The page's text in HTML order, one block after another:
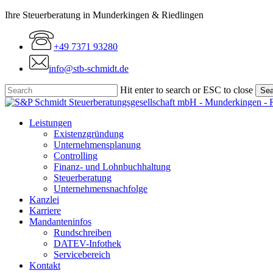
Skip
content
Ihre Steuerberatung in Munderkingen & Riedlingen
+49 7371 93280
info@stb-schmidt.de
Hit enter to search or ESC to close
Close
Menu
Leistungen
Existenzgründung
Unternehmensplanung
Controlling
Finanz- und Lohnbuchhaltung
Steuerberatung
Unternehmensnachfolge
Kanzlei
Karriere
Mandanteninfos
Rundschreiben
DATEV-Infothek
Servicebereich
Kontakt